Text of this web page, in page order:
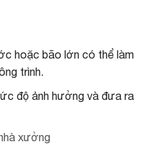
hoặc bão lớn có thể làm
trình.
độ ảnh hưởng và đưa ra
xưởng